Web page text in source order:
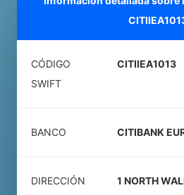
CÓDIGO
SWIFT
CITIIEA1013
BANCO CITIBANK
DIRECCIÓN 1 NORTH